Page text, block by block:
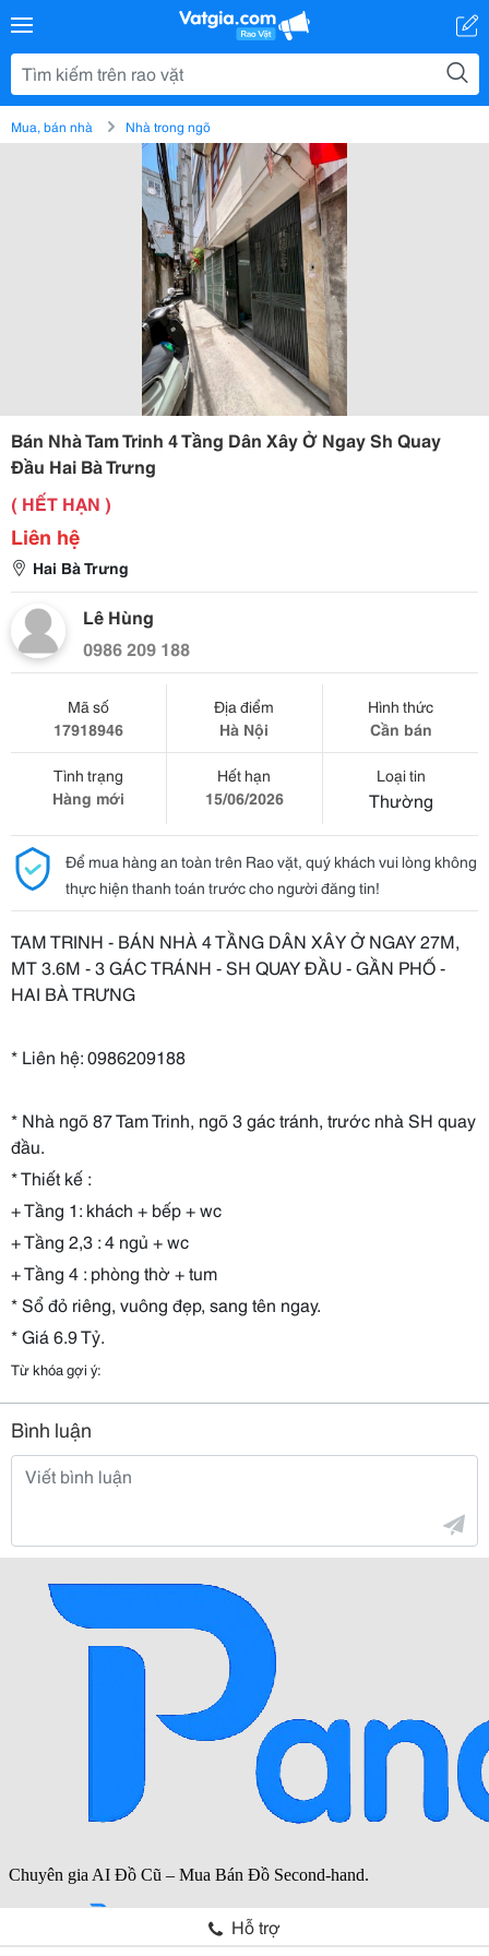
Mua, bán nhà Nhà trong ngõ
Bán Nhà Tam Trinh 4 Tầng Dân Xây Ở Ngay Sh Quay
Đầu Hai Bà Trưng
( HẾT HẠN )
Liên hệ
Hai Bà Trưng
Lê Hùng
0986 209 188
Mã số
17918946
Địa điểm
Hà Nội
Hình thức
Cần bán
Tình trạng
Hàng mới
Hết hạn
15/06/2026
Loại tin
Thường
Để mua hàng an toàn trên Rao vặt, quý khách vui lòng không
thực hiện thanh toán trước cho người đăng tin!
TAM TRINH - BÁN NHÀ 4 TẦNG DÂN XÂY Ở NGAY 27M,
MT 3.6M - 3 GÁC TRÁNH - SH QUAY ĐẦU - GẦN PHỐ -
HAI BÀ TRƯNG
* Liên hệ: 0986209188
* Nhà ngõ 87 Tam Trinh, ngõ 3 gác tránh, trước nhà SH quay
đầu.
* Thiết kế :
+ Tầng 1: khách + bếp + wc
+ Tầng 2,3 : 4 ngủ + wc
+ Tầng 4 : phòng thờ + tum
* Sổ đỏ riêng, vuông đẹp, sang tên ngay.
* Giá 6.9 Tỷ.
Từ khóa gợi ý:
Bình luận
Hỗ trợ